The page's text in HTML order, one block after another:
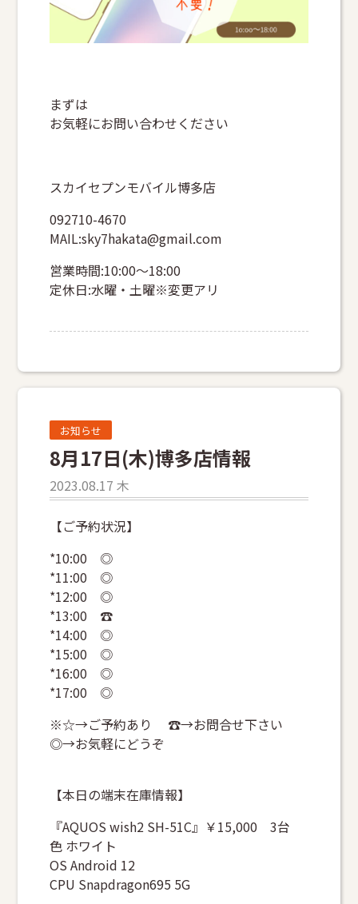
まずは
お気軽にお問い合わせください
スカイセプンモバイル博多店
092710-4670
MAIL:sky7hakata@gmail.com
営業時間:10:00～18:00
定休日:水曜・土曜※変更アリ
お知らせ
8月17日(木)博多店情報
2023.08.17 木
【ご予約状況】
*10:00 ◎
*11:00 ◎
*12:00 ◎
*13:00 ☎
*14:00 ◎
*15:00 ◎
*16:00 ◎
*17:00 ◎
※☆→ご予約あり ☎→お問合せ下さい
◎→お気軽にどうぞ
【本日の端末在庫情報】
『AQUOS wish2 SH-51C』￥15,000 3台
色 ホワイト
OS Android 12
CPU Snapdragon695 5G